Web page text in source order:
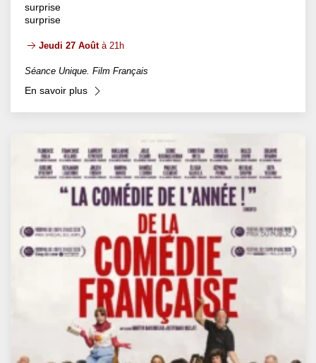
surprise
surprise
Jeudi 27 Aoûtà 21h
Séance Unique. Film Français
En savoir plus